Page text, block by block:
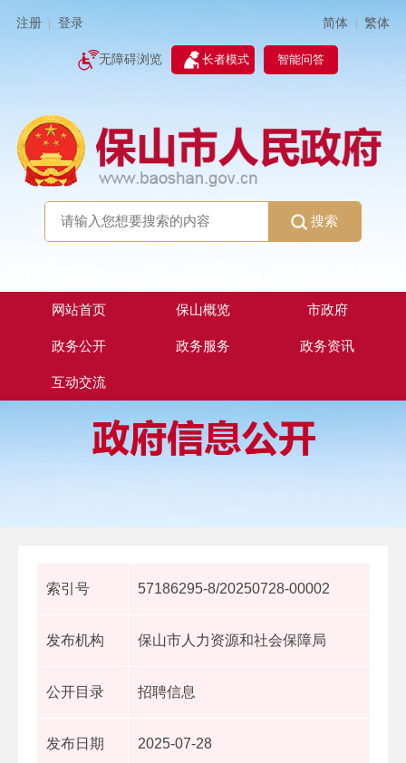
注册 登录 简体 | 繁体
无障碍浏览 长者模式 智能问答
搜索
网站首页 保山概览 市政府
政务公开 政务服务 政务资讯
互动交流
索引号 57186295-8/20250728-00002
发布机构 保山市人力资源和社会保障局
公开目录 招聘信息
发布日期 2025-07-28